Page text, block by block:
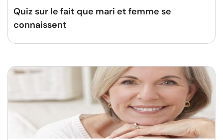
Quiz sur le fait que mari et femme se
connaissent